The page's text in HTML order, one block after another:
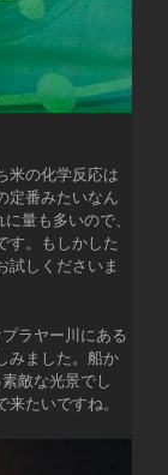
米の化学反応は
定番みたいなん
量も多いので、
す。もしかした
試しくださいま
ラヤー川にある
みました。船か
敵な光景でし
たいですね。